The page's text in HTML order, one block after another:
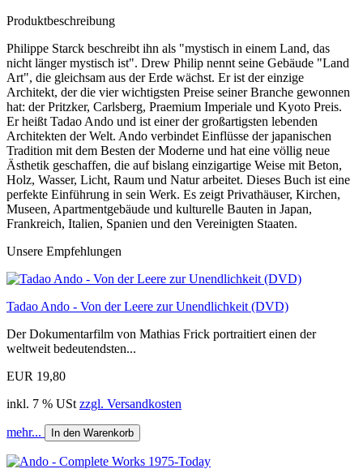
Produktbeschreibung
Philippe Starck beschreibt ihn als "mystisch in einem Land, das
nicht länger mystisch ist". Drew Philip nennt seine Gebäude "Land
Art", die gleichsam aus der Erde wächst. Er ist der einzige
Architekt, der die vier wichtigsten Preise seiner Branche gewonnen
hat: der Pritzker, Carlsberg, Praemium Imperiale und Kyoto Preis.
Er heißt Tadao Ando und ist einer der großartigsten lebenden
Architekten der Welt. Ando verbindet Einflüsse der japanischen
Tradition mit dem Besten der Moderne und hat eine völlig neue
Ästhetik geschaffen, die auf bislang einzigartige Weise mit Beton,
Holz, Wasser, Licht, Raum und Natur arbeitet. Dieses Buch ist eine
perfekte Einführung in sein Werk. Es zeigt Privathäuser, Kirchen,
Museen, Apartmentgebäude und kulturelle Bauten in Japan,
Frankreich, Italien, Spanien und den Vereinigten Staaten.
Unsere Empfehlungen
Tadao Ando - Von der Leere zur Unendlichkeit (DVD)
Der Dokumentarfilm von Mathias Frick portraitiert einen der
weltweit bedeutendsten...
EUR 19,80
inkl. 7 % USt zzgl. Versandkosten
mehr... In den Warenkorb